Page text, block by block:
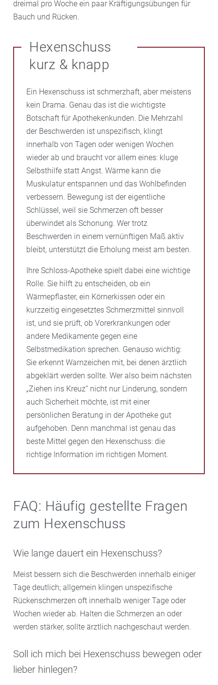
dreimal pro Woche ein paar Kräftigungsübungen für
Bauch und Rücken.
Hexenschuss
kurz & knapp
Ein Hexenschuss ist schmerzhaft, aber meistens
kein Drama. Genau das ist die wichtigste
Botschaft für Apothekenkunden. Die Mehrzahl
der Beschwerden ist unspezifisch, klingt
innerhalb von Tagen oder wenigen Wochen
wieder ab und braucht vor allem eines: kluge
Selbsthilfe statt Angst. Wärme kann die
Muskulatur entspannen und das Wohlbefinden
verbessern. Bewegung ist der eigentliche
Schlüssel, weil sie Schmerzen oft besser
überwindet als Schonung. Wer trotz
Beschwerden in einem vernünftigen Maß aktiv
bleibt, unterstützt die Erholung meist am besten.
Ihre Schloss-Apotheke spielt dabei eine wichtige
Rolle. Sie hilft zu entscheiden, ob ein
Wärmepflaster, ein Körnerkissen oder ein
kurzzeitig eingesetztes Schmerzmittel sinnvoll
ist, und sie prüft, ob Vorerkrankungen oder
andere Medikamente gegen eine
Selbstmedikation sprechen. Genauso wichtig:
Sie erkennt Warnzeichen mit, bei denen ärztlich
abgeklärt werden sollte. Wer also beim nächsten
„Ziehen ins Kreuz“ nicht nur Linderung, sondern
auch Sicherheit möchte, ist mit einer
persönlichen Beratung in der Apotheke gut
aufgehoben. Denn manchmal ist genau das
beste Mittel gegen den Hexenschuss: die
richtige Information im richtigen Moment.
FAQ: Häufig gestellte Fragen
zum Hexenschuss
Wie lange dauert ein Hexenschuss?
Meist bessern sich die Beschwerden innerhalb einiger
Tage deutlich; allgemein klingen unspezifische
Rückenschmerzen oft innerhalb weniger Tage oder
Wochen wieder ab. Halten die Schmerzen an oder
werden stärker, sollte ärztlich nachgeschaut werden.
Soll ich mich bei Hexenschuss bewegen oder
lieber hinlegen?